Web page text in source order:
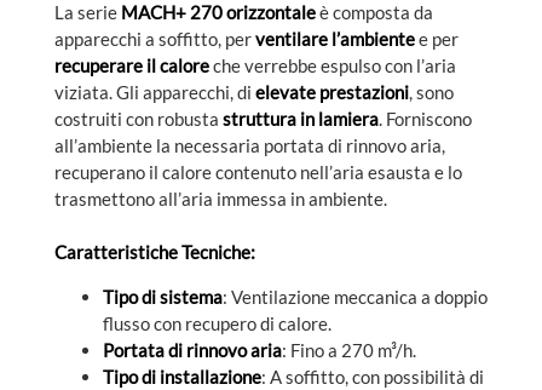
La serie MACH+ 270 orizzontaleè composta da
apparecchi a soffitto, perventilare l’ambientee per
recuperare il caloreche verrebbe espulso con l’aria
viziata. Gli apparecchi, di elevate prestazioni, sono
costruiti con robusta struttura in lamiera. Forniscono
all’ambiente la necessaria portata di rinnovo aria,
recuperano il calore contenuto nell’aria esausta e lo
trasmettono all’aria immessa in ambiente.
Caratteristiche Tecniche:
Tipo di sistema: Ventilazione meccanica a doppio
flusso con recupero di calore.
Portata di rinnovo aria: Fino a 270 m³/h.
Tipo di installazione: A soffitto, con possibilità di